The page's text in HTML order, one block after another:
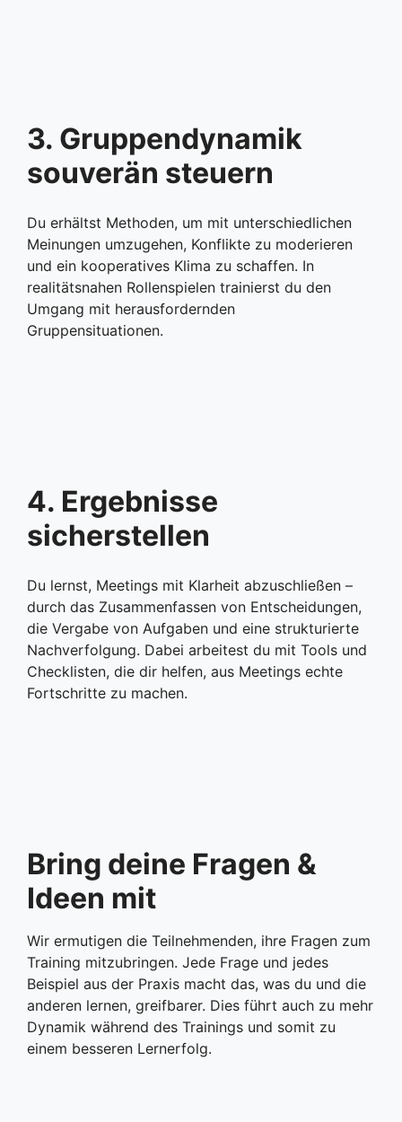
3. Gruppendynamik
souverän steuern
Du erhältst Methoden, um mit unterschiedlichen
Meinungen umzugehen, Konflikte zu moderieren
und ein kooperatives Klima zu schaffen. In
realitätsnahen Rollenspielen trainierst du den
Umgang mit herausfordernden
Gruppensituationen.
4. Ergebnisse
sicherstellen
Du lernst, Meetings mit Klarheit abzuschließen –
durch das Zusammenfassen von Entscheidungen,
die Vergabe von Aufgaben und eine strukturierte
Nachverfolgung. Dabei arbeitest du mit Tools und
Checklisten, die dir helfen, aus Meetings echte
Fortschritte zu machen.
Bring deine Fragen &
Ideen mit
Wir ermutigen die Teilnehmenden, ihre Fragen zum
Training mitzubringen. Jede Frage und jedes
Beispiel aus der Praxis macht das, was du und die
anderen lernen, greifbarer. Dies führt auch zu mehr
Dynamik während des Trainings und somit zu
einem besseren Lernerfolg.